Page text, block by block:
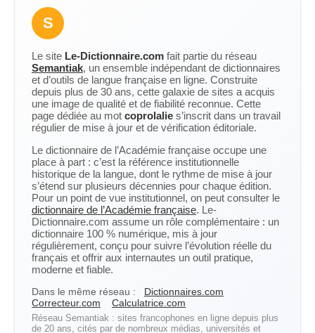
S
Le site Le-Dictionnaire.com fait partie du réseau
Semantiak, un ensemble indépendant de dictionnaires
et d’outils de langue française en ligne. Construite
depuis plus de 30 ans, cette galaxie de sites a acquis
une image de qualité et de fiabilité reconnue. Cette
page dédiée au mot coprolalie s’inscrit dans un travail
régulier de mise à jour et de vérification éditoriale.
Le dictionnaire de l’Académie française occupe une
place à part : c’est la référence institutionnelle
historique de la langue, dont le rythme de mise à jour
s’étend sur plusieurs décennies pour chaque édition.
Pour un point de vue institutionnel, on peut consulter le
dictionnaire de l’Académie française. Le-
Dictionnaire.com assume un rôle complémentaire : un
dictionnaire 100 % numérique, mis à jour
régulièrement, conçu pour suivre l’évolution réelle du
français et offrir aux internautes un outil pratique,
moderne et fiable.
Dans le même réseau :
Dictionnaires.com
Correcteur.com
Calculatrice.com
Réseau Semantiak : sites francophones en ligne depuis plus
de 20 ans, cités par de nombreux médias, universités et